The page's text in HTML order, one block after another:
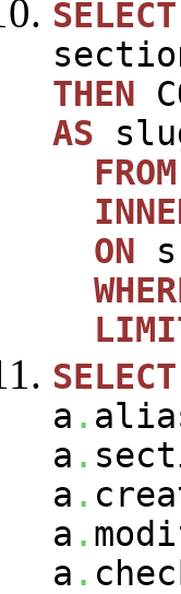
SELECT
THEN
AS
FROM
ON s
SELECT
a .
a .
a .
a .
a .